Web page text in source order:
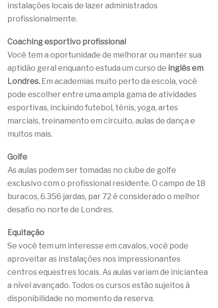
instalações locais de lazer administrados
profissionalmente.
Coaching esportivo profissional
Você tem a oportunidade de melhorar ou manter sua
aptidão geral enquanto estuda um curso de inglês em
Londres. Em academias muito perto da escola, você
pode escolher entre uma ampla gama de atividades
esportivas, incluindo futebol, tênis, yoga, artes
marciais, treinamento em circuito, aulas de dança e
muitos mais.
Golfe
As aulas podem ser tomadas no clube de golfe
exclusivo com o profissional residente. O campo de 18
buracos, 6.356 jardas, par 72 é considerado o melhor
desafio no norte de Londres.
Equitação
Se você tem um interesse em cavalos, você pode
aproveitar as instalações nos impressionantes
centros equestres locais. As aulas variam de iniciantea
a nível avançado. Todos os cursos estão sujeitos à
disponibilidade no momento da reserva.